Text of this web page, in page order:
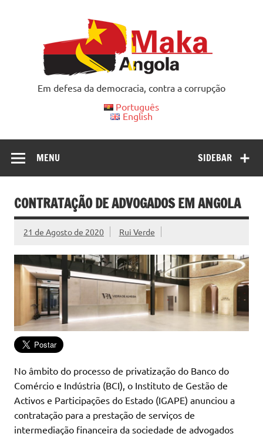
Em defesa da democracia, contra a corrupção
Português
English
SIDEBAR
MENU
CONTRATAÇÃO DE ADVOGADOS EM ANGOLA
21 de Agosto de 2020 Rui Verde
No âmbito do processo de privatização do Banco do
Comércio e Indústria (BCI), o Instituto de Gestão de
Activos e Participações do Estado (IGAPE) anunciou a
contratação para a prestação de serviços de
intermediação financeira da sociedade de advogados